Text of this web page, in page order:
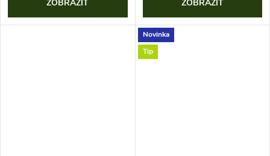
ZOBRAZIT ZOBRAZIT
Novinka
Tip